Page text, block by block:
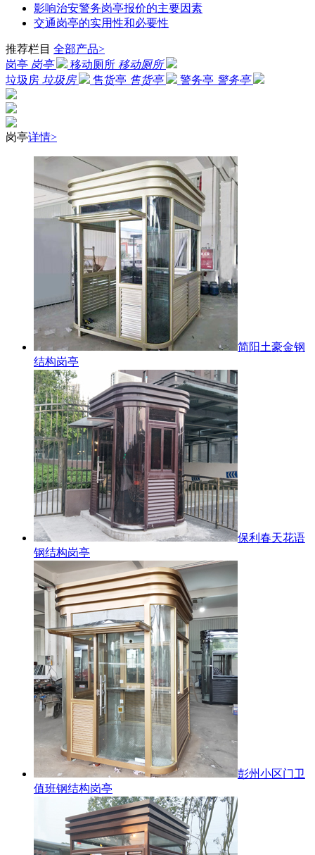
影响治安警务岗亭报价的主要因素
交通岗亭的实用性和必要性
推荐栏目 全部产品>
岗亭 岗亭 移动厕所 移动厕所
垃圾房 垃圾房 售货亭 售货亭 警务亭 警务亭
岗亭详情>
简阳土豪金钢
结构岗亭
保利春天花语
钢结构岗亭
彭州小区门卫
值班钢结构岗亭